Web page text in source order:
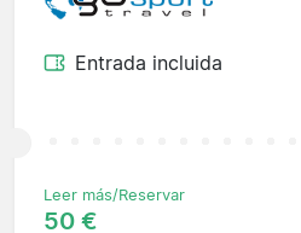
Entrada incluida
Leer más/Reservar
50 €